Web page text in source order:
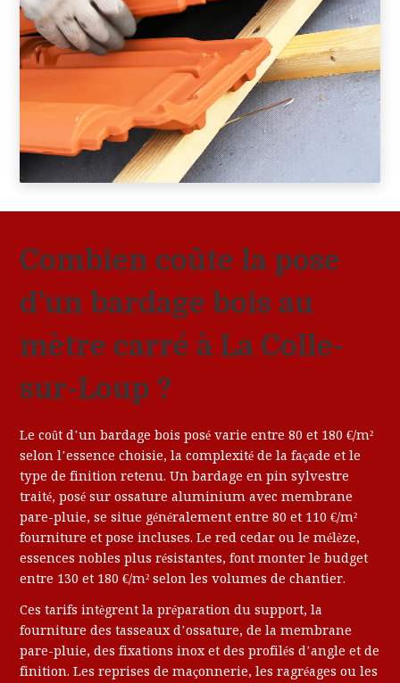
Combien coûte la pose
d’un bardage bois au
mètre carré à La Colle-
sur-Loup ?
Le coût d’un bardage bois posé varie entre 80 et 180 €/m²
selon l’essence choisie, la complexité de la façade et le
type de finition retenu. Un bardage en pin sylvestre
traité, posé sur ossature aluminium avec membrane
pare-pluie, se situe généralement entre 80 et 110 €/m²
fourniture et pose incluses. Le red cedar ou le mélèze,
essences nobles plus résistantes, font monter le budget
entre 130 et 180 €/m² selon les volumes de chantier.
Ces tarifs intègrent la préparation du support, la
fourniture des tasseaux d’ossature, de la membrane
pare-pluie, des fixations inox et des profilés d’angle et de
finition. Les reprises de maçonnerie, les ragréages ou les